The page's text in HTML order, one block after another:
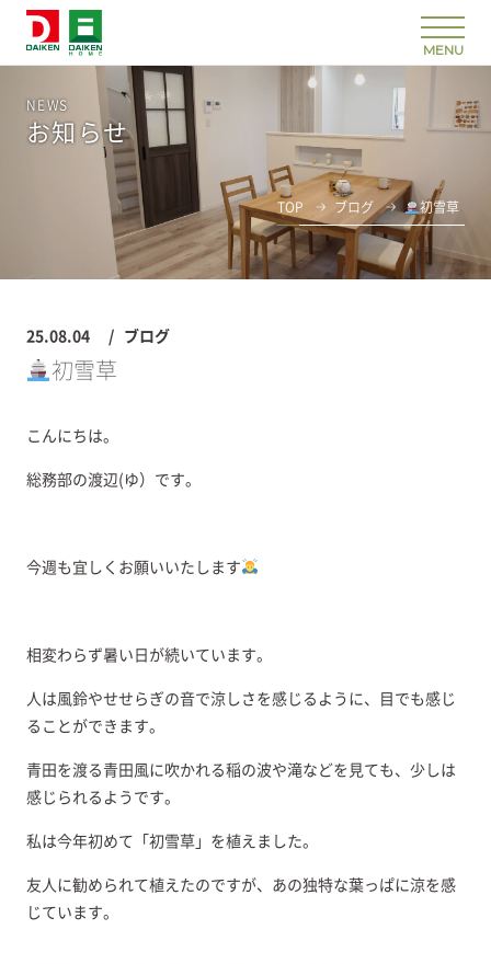
NEWS
お知らせ
TOP ブログ 初雪草
25.08.04 ブログ
初雪草
こんにちは。
総務部の渡辺(ゆ）です。
今週も宜しくお願いいたします
相変わらず暑い日が続いています。
人は風鈴やせせらぎの音で涼しさを感じるように、目でも感じ
ることができます。
青田を渡る青田風に吹かれる稲の波や滝などを見ても、少しは
感じられるようです。
私は今年初めて「初雪草」を植えました。
友人に勧められて植えたのですが、あの独特な葉っぱに涼を感
じています。